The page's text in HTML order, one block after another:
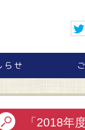
「2018年